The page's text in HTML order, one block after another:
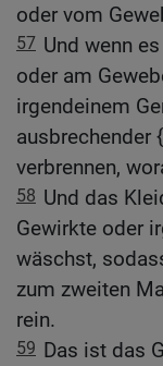
oder vom
57 Und wenn
oder am
irgendeinem
ausbrechender
verbrennen,
58 Und das
Gewirkte oder
wäschst,
zum zweiten
rein.
59 Das ist das